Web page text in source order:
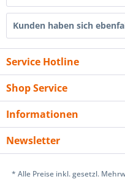
Kunden haben sich
Service Hotline
Shop Service
Informationen
Newsletter
* Alle Preise inkl. gesetzl.